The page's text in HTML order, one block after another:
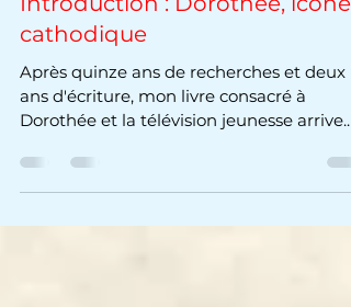
14 juil. 2 min de lecture
Introduction : Dorothée, icône
cathodique
Après quinze ans de recherches et deux
Précommandes en septembre !